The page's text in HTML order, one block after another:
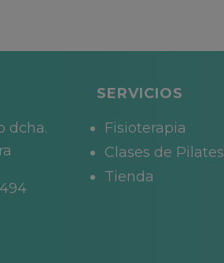
dcha.
SERVICIOS
Fisioterapia
Clases de Pilates
Tienda